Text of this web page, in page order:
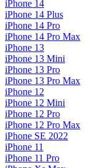
iPhone 14
iPhone 14 Plus
iPhone 14 Pro
iPhone 14 Pro Max
iPhone 13
iPhone 13 Mini
iPhone 13 Pro
iPhone 13 Pro Max
iPhone 12
iPhone 12 Mini
iPhone 12 Pro
iPhone 12 Pro Max
iPhone SE 2022
iPhone 11
iPhone 11 Pro